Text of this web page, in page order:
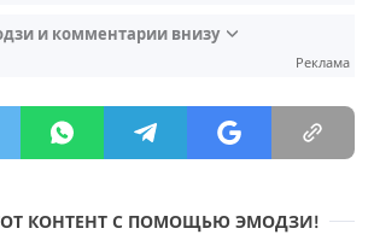
и комментарии внизу
Реклама
КОНТЕНТ С ПОМОЩЬЮ ЭМОДЗИ!